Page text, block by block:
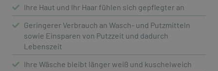
Ihre Haut und Ihr Haar fühlen sich gepflegter an
Geringerer Verbrauch an Wasch- und Putzmitteln
sowie Einsparen von Putzzeit und dadurch
Lebenszeit
Ihre Wäsche bleibt länger weiß und kuschelweich